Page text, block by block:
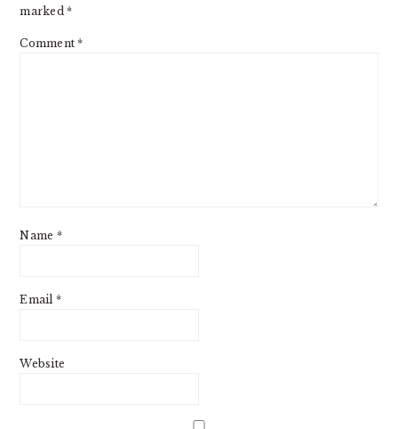
marked*
Comment*
Name *
Email *
Website